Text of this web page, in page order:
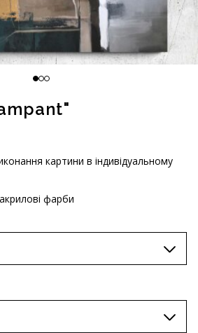
картини в індивідуальному
фарби